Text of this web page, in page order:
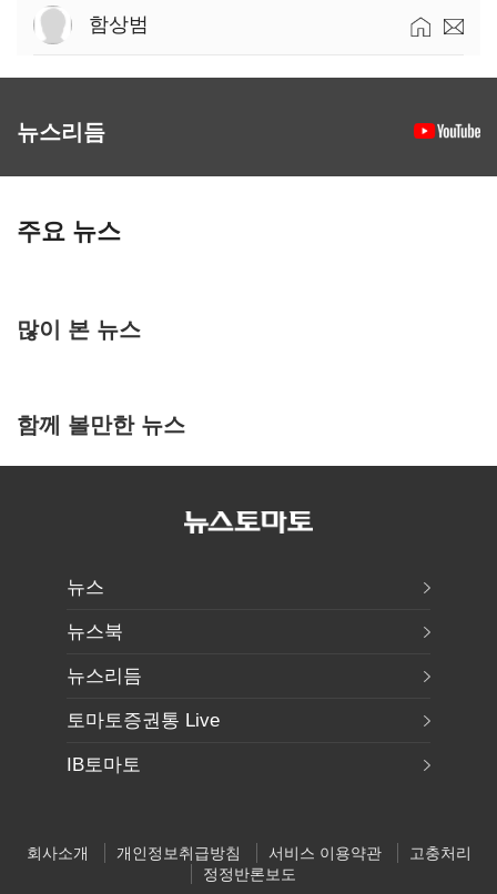
함상범
뉴스리듬
주요 뉴스
많이 본 뉴스
함께 볼만한 뉴스
뉴스
뉴스북
뉴스리듬
토마토증권통 Live
IB토마토
회사소개 개인정보취급방침 서비스 이용약관
고충처리
정정반론보도